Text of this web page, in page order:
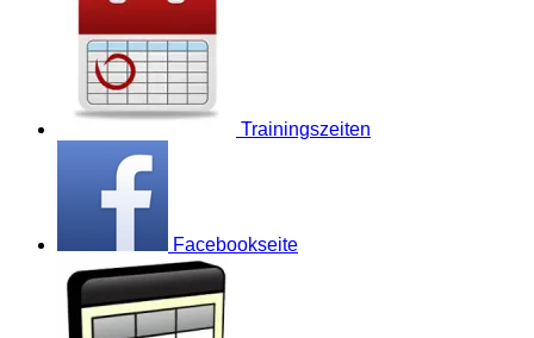
Trainingszeiten
Facebookseite